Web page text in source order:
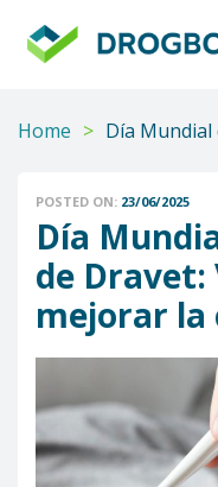
Home > Día Mundial
POSTED ON: 23/06/2025
Día
de
mejorar la